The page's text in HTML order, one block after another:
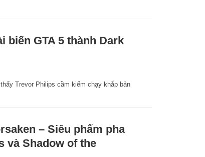
biến GTA 5 thành Dark
Trevor Philips cầm kiếm chạy khắp bản
– Siêu phẩm pha
và Shadow of the